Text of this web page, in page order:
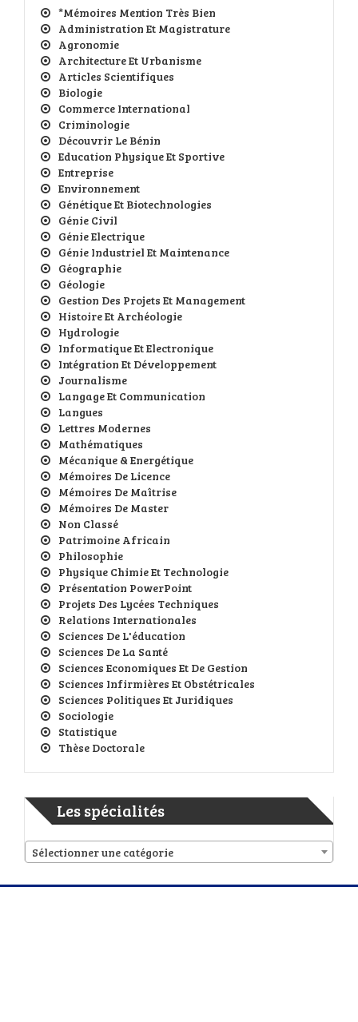
*Mémoires Mention Très Bien
Administration Et Magistrature
Agronomie
Architecture Et Urbanisme
Articles Scientifiques
Biologie
Commerce International
Criminologie
Découvrir Le Bénin
Education Physique Et Sportive
Entreprise
Environnement
Génétique Et Biotechnologies
Génie Civil
Génie Electrique
Génie Industriel Et Maintenance
Géographie
Géologie
Gestion Des Projets Et Management
Histoire Et Archéologie
Hydrologie
Informatique Et Electronique
Intégration Et Développement
Journalisme
Langage Et Communication
Langues
Lettres Modernes
Mathématiques
Mécanique & Energétique
Mémoires De Licence
Mémoires De Maîtrise
Mémoires De Master
Non Classé
Patrimoine Africain
Philosophie
Physique Chimie Et Technologie
Présentation PowerPoint
Projets Des Lycées Techniques
Relations Internationales
Sciences De L'éducation
Sciences De La Santé
Sciences Economiques Et De Gestion
Sciences Infirmières Et Obstétricales
Sciences Politiques Et Juridiques
Sociologie
Statistique
Thèse Doctorale
Les spécialités
Sélectionner une catégorie